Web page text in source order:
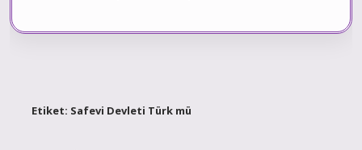
Etiket: Safevi Devleti Türk mü